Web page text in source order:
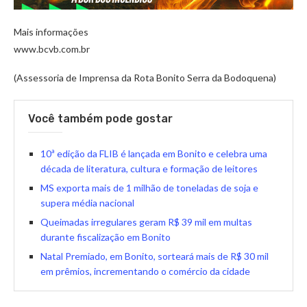
Mais informações
www.bcvb.com.br
(Assessoria de Imprensa da Rota Bonito Serra da Bodoquena)
Você também pode gostar
10ª edição da FLIB é lançada em Bonito e celebra uma
década de literatura, cultura e formação de leitores
MS exporta mais de 1 milhão de toneladas de soja e
supera média nacional
Queimadas irregulares geram R$ 39 mil em multas
durante fiscalização em Bonito
Natal Premiado, em Bonito, sorteará mais de R$ 30 mil
em prêmios, incrementando o comércio da cidade